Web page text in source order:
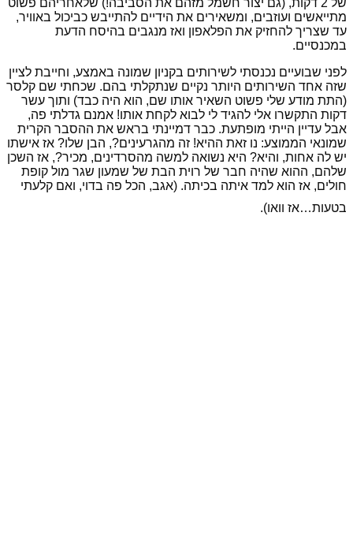
של 2 דקות, (גם יצור חשמל מזהם את הסביבה!) שלאחריהם פשוט
מתייאשים ועוזבים, ומשאירים את הידיים להתייבש כביכול באוויר,
עד שצריך להחזיק את הפלאפון ואז מנגבים בהיסח הדעת
במכנסיים.
לפני שבועיים נכנסתי לשירותים בקניון שמונה באמצע, וחייבת לציין
שזה אחד השירותים היותר נקיים שנתקלתי בהם. שכחתי שם קלסר
(התת מודע שלי פשוט השאיר אותו שם, הוא היה כבד) ותוך עשר
דקות התקשרו אלי להגיד לי לבוא לקחת אותו! אמנם גדלתי פה,
אבל עדיין הייתי מופתעת. כבר דמיינתי בראש את ההסבר הקרית
שמונאי הממוצע: נו זאת ההיא! זה מהגרעינים?, הבן שלו? אז אישתו
יש לה אחות, והיא? היא נשואה למשה מהסרדינים, מכיר?, אז השכן
שלהם, ההוא שהיה חבר של רוית הבת של שמעון שגר מול קופת
חולים, אז הוא למד איתה בכיתה. (אגב, הכל פה בדוי, ואם קלעתי
בטעות…אז וואו).